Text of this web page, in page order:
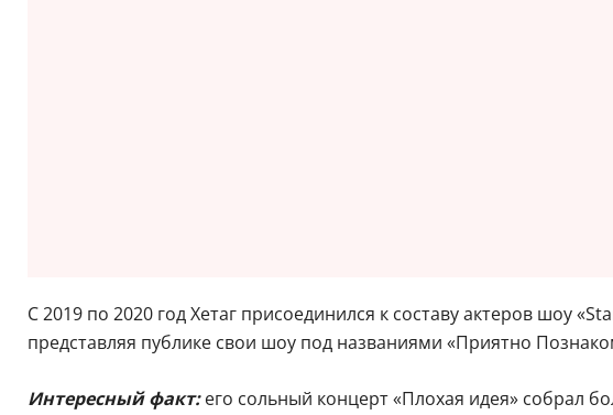
С 2019 по 2020 год Хетаг присоединился к составу актеров шоу
представляя публике свои шоу под названиями «Приятно
Интересный факт:его сольный концерт «Плохая идея» собрал